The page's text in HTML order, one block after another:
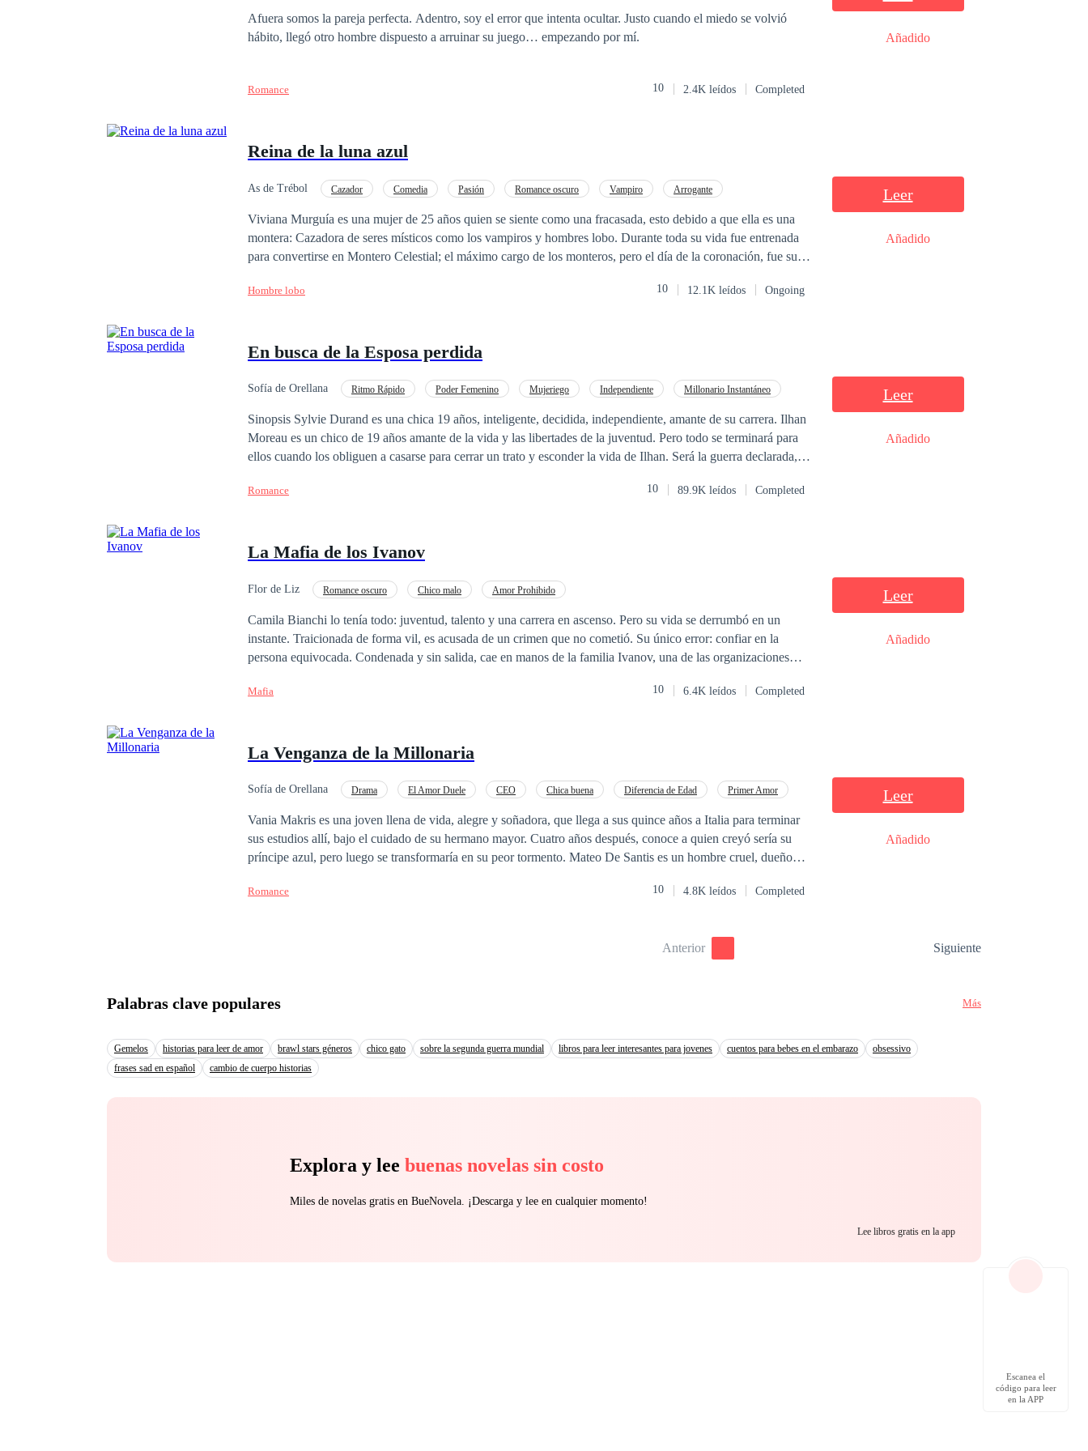
Afuera somos la pareja perfecta. Adentro, soy el error que intenta ocultar. Justo cuando el miedo se volvió
hábito, llegó otro hombre dispuesto a arruinar su juego… empezando por mí.
Romance 10 2.4K leídos Completed
Añadido
Reina de la luna azul
As de Trébol Cazador Comedia Pasión Romance oscuro Vampiro Arrogante
Viviana Murguía es una mujer de 25 años quien se siente como una fracasada, esto debido a que ella es una
montera: Cazadora de seres místicos como los vampiros y hombres lobo. Durante toda su vida fue entrenada
para convertirse en Montero Celestial; el máximo cargo de los monteros, pero el día de la coronación, fue su
Lucas, el hombre del que siempre estuvo enamorada, Viviana decide escapar del clan de los monteros para
enfrenta a la misteriosa muerte de su padre, debe descubrir qué ser sobrenatural lo asesinó y cobrar venganza
tan malos como ella pensaba.
Hombre lobo 10 12.1K leídos Ongoing
Leer
Añadido
En busca de la Esposa perdida
Sofía de Orellana Ritmo Rápido Poder Femenino Mujeriego Independiente
Millonario Instantáneo
Sinopsis Sylvie Durand es una chica 19 años, inteligente, decidida, independiente, amante de su carrera. Ilhan
Moreau es un chico de 19 años amante de la vida y las libertades de la juventud. Pero todo se terminará para
ellos cuando los obliguen a casarse para cerrar un trato y esconder la vida de Ilhan. Será la guerra declarada,
¿Podrán volver a unirse luego de terminar con su matrimonio?
Romance 10 89.9K leídos Completed
Leer
Añadido
La Mafia de los Ivanov
Flor de Liz Romance oscuro Chico malo Amor Prohibido
Camila Bianchi lo tenía todo: juventud, talento y una carrera en ascenso. Pero su vida se derrumbó en un
instante. Traicionada de forma vil, es acusada de un crimen que no cometió. Su único error: confiar en la
persona equivocada. Condenada y sin salida, cae en manos de la familia Ivanov, una de las organizaciones
salvador… y su maldición. Él es fuego y hielo. Belleza letal. El hombre que la llevará al límite entre el placer y
que el destino los arrastre a un final tan oscuro como inevitable. Porque cuando el amor nace en el infierno,
Mafia 10 6.4K leídos Completed
Leer
Añadido
La Venganza de la Millonaria
Sofía de Orellana Drama El Amor Duele CEO Chica buena Diferencia de Edad
Primer Amor
Vania Makris es una joven llena de vida, alegre y soñadora, que llega a sus quince años a Italia para terminar
sus estudios allí, bajo el cuidado de su hermano mayor. Cuatro años después, conoce a quien creyó sería su
príncipe azul, pero luego se transformaría en su peor tormento. Mateo De Santis es un hombre cruel, dueño
él, hasta que su pasado le juega una mala pasada y cree que la mujer a la cual ama, le es infiel. Allí sacará su
su pedestal de dios, para dejarlo caer a la tierra… Hera Samaras. ¿Podrá Mateo pagar sus crímenes contra el
Romance 10 4.8K leídos Completed
Leer
Añadido
Anterior Siguiente
Palabras clave populares Más
Gemelos historias para leer de amor brawl stars géneros chico gato sobre la segunda guerra mundial libros para leer interesantes para jovenes cuentos para bebes en el embarazo
obsessivo
frases sad en español
cambio de cuerpo historias
Explora y lee buenas novelas sin costo
Miles de novelas gratis en BueNovela. ¡Descarga y lee en cualquier momento!
Lee libros gratis en la app
Escanea el
código para leer
en la APP